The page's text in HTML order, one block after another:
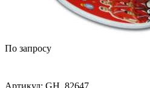
По запросу
Артикул: GH_82647